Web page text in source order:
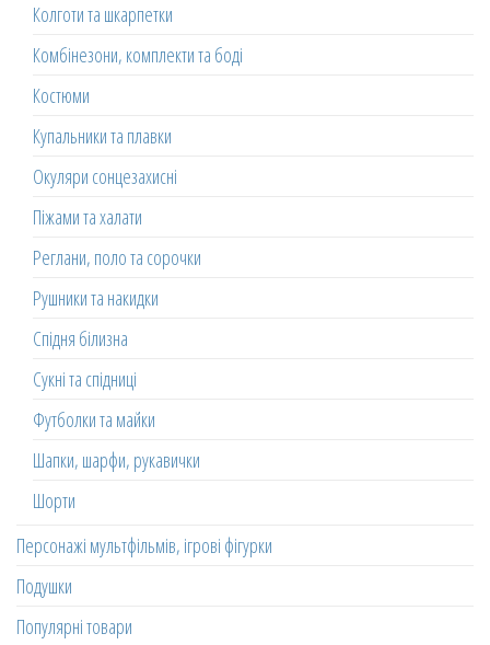
Колготи та шкарпетки
Комбінезони, комплекти та боді
Костюми
Купальники та плавки
Окуляри сонцезахисні
Піжами та халати
Реглани, поло та сорочки
Рушники та накидки
Спідня білизна
Сукні та спідниці
Футболки та майки
Шапки, шарфи, рукавички
Шорти
Персонажі мультфільмів, ігрові фігурки
Подушки
Популярні товари